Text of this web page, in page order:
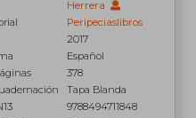
Herrera
Peripeciaslibros
2017
Español
378
Tapa Blanda
9788494711848